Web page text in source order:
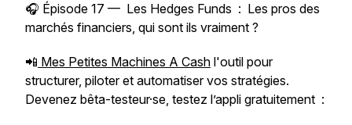
🎧 Épisode 17 — Les Hedges Funds : Les pros des
marchés financiers, qui sont ils vraiment ?
📲 Mes Petites Machines A Cash l'outil pour
structurer, piloter et automatiser vos stratégies.
Devenez bêta-testeur·se, testez l’appli gratuitement :